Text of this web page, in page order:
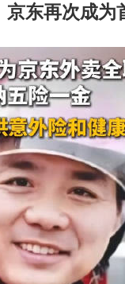
京东再次成为